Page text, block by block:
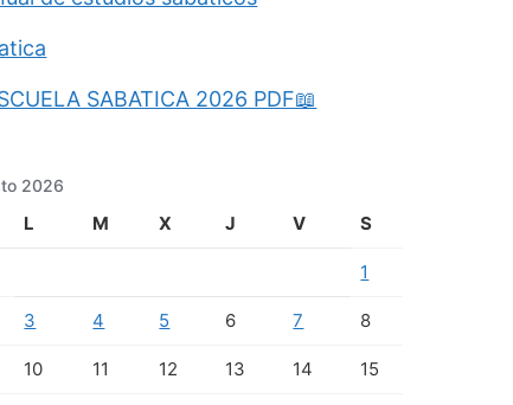
SABATICA 2026 PDF📖
2026
L M X J V S
1
3 4 5 6 7 8
10 11 12 13 14 15